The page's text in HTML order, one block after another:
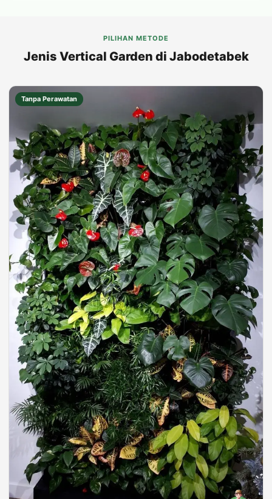
PILIHAN METODE
Jenis Vertical Garden di Jabodetabek
Tanpa Perawatan